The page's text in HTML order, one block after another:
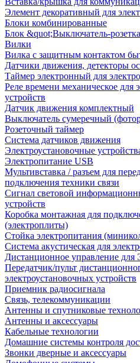
Элемент декоративный для
Блоки комбинированные
Блок &quot;Выключатель-
Вилки
Вилка с защитным контактом
Датчики движения, детекторы
Таймер электронный для
Реле времени механическое для
устройств
Датчик движения комплектный
Выключатель сумеречный
Розеточный таймер
Система датчиков движения
Электроустановочные
Электропитание USB
Мультивставка / разъем для
подключения техники связи
Сигнал световой
устройств
Коробка монтажная для
(электроплиты)
Стойка электропитания
Система акустическая для
Дистанционное управление
Передатчик/пульт
электроустановочных устройств
Приемник радиосигнала
Связь, телекоммуникации
Антенны и спутниковые
Антенны и аксессуары
Кабельные технологии
Домашние системы контроля
Звонки дверные и аксессуары